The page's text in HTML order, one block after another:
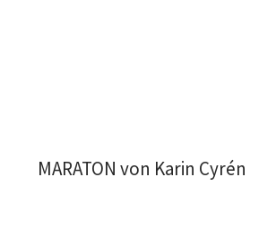
MARATON von Karin Cyrén